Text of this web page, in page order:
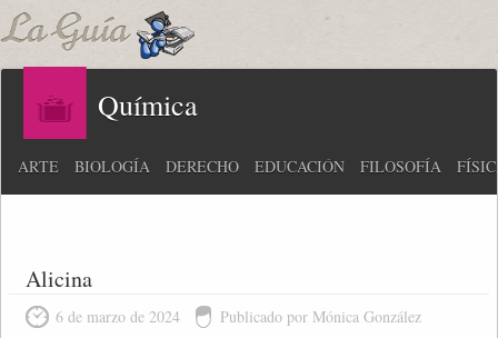
Química
ARTE BIOLOGÍA DERECHO EDUCACIÓN FILOSOFÍA
Alicina
6 de marzo de 2024 Publicado por Mónica González